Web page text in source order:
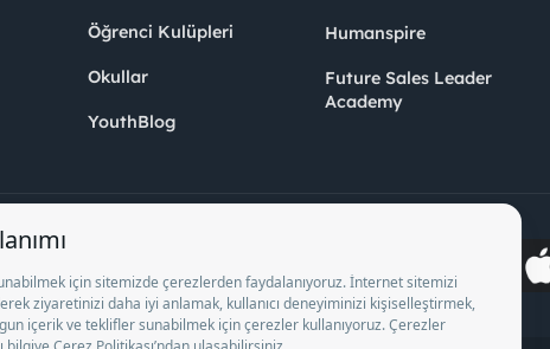
Öğrenci Kulüpleri
Okullar
YouthBlog
Humanspire
Future Sales Leader
Academy